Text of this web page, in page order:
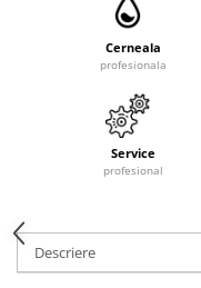
Cerneala
profesionala
Service
profesional
Descriere